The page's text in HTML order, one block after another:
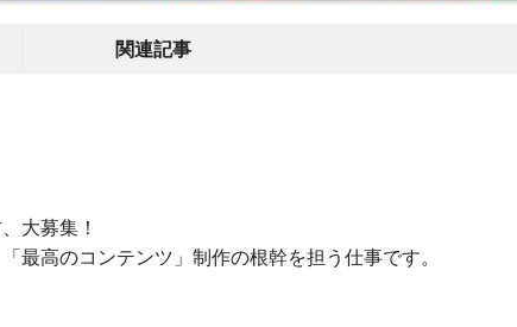
関連記事
大募集！
最高のコンテンツ」制作の根幹を担う仕事です。